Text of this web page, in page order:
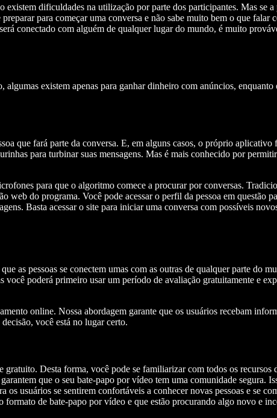
dificuldades na utilização por parte dos participantes. Mas se
para começar uma conversa e não sabe muito bem o que falar
conectado com alguém de qualquer lugar do mundo, é muito
existem apenas para ganhar dinheiro com anúncios,
que fará parte da conversa. E, em alguns casos, o próprio aplicativo
para turbinar suas mensagens. Mas é mais conhecido por
para que o algoritmo comece a procurar por conversas.
do programa. Você pode acessar o perfil da pessoa em questão
Basta acessar o site para iniciar uma conversa com possíveis
as pessoas se conectem umas com as outras de qualquer parte do
poderá primeiro usar um período de avaliação gratuitamente e
online. Nossa abordagem garante que os usuários recebam
você está no lugar certo.
Desta forma, você pode se familiarizar com todos os
que o seu bate-papo por vídeo tem uma comunidade segura.
usuários se sentirem confortáveis a conhecer novas pessoas e se
de bate-papo por vídeo e que estão procurando algo novo e